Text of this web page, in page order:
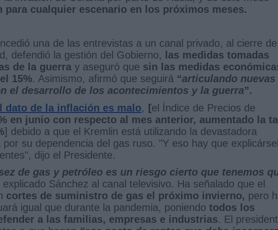
para cualquier escenario en los próximos meses.
una de las entrevistas a un canal privado, al cierre
defendió la gestión del Gobierno, las medidas tomadas
de la guerra y aseguró que sin las medidas
15%. Asimismo, afirmó que seguirá “articulando nuevas
el desarrollo de los acontecimientos y la guerra”.
dato de la inflación es malo, [el Índice de Precios de
en junio con respecto al mes anterior, aumentado la
] debido a que el Kremlin está utilizando la devastadora
su dependencia del gas ruso. "Y eso hay que
dijo el Presidente.
de gas y petróleo es un riesgo cierto que tenemos
explicado Sánchez al canal televisivo. Ha señalado que el
cortes de suministro de gas el próximo invierno, pero
igual que durante la pandemia, poniendo todos los
a las familias, empresas e industrias. El